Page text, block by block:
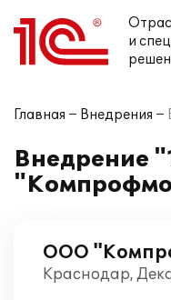
и
Главная Внедрения
Внедрение
ООО
Краснодар,